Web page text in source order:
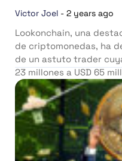
Victor Joel - 2 years ago
Lookonchain, una
de criptomonedas, ha
de un astuto trader
23 millones a USD 65